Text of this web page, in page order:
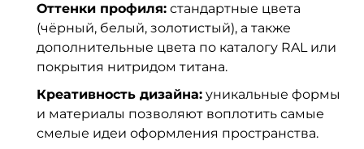
Оттенки профиля: стандартные цвета
(чёрный, белый, золотистый), а также
дополнительные цвета по каталогу RAL или
покрытия нитридом титана.
Креативность дизайна: уникальные формы
и материалы позволяют воплотить самые
смелые идеи оформления пространства.